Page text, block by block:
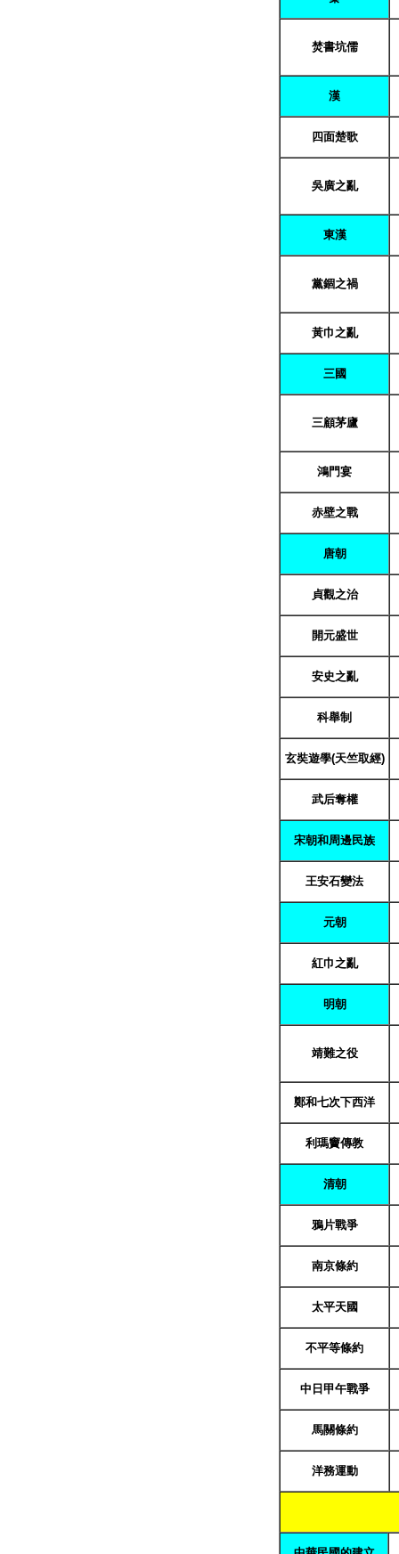
焚書坑儒
漢
四面楚歌
吳廣之亂
東漢
黨錮之禍
黃巾之亂
三國
三顧茅廬
鴻門宴
赤壁之戰
唐朝
貞觀之治
開元盛世
安史之亂
科舉制
玄奘遊學(天竺取經)
武后奪權
宋朝和周邊民族
王安石變法
元朝
紅巾之亂
明朝
靖難之役
鄭和七次下西洋
利瑪竇傳教
清朝
鴉片戰爭
南京條約
太平天國
不平等條約
中日甲午戰爭
馬關條約
洋務運動